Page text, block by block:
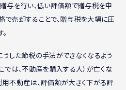
与を行い、低い評価額で贈与税を申
で売却することで、贈与税を大幅に圧
した節税の手法ができなくなるよう
では、不動産を購入する人）が亡くな
不動産は、評価額が大きく下がる評